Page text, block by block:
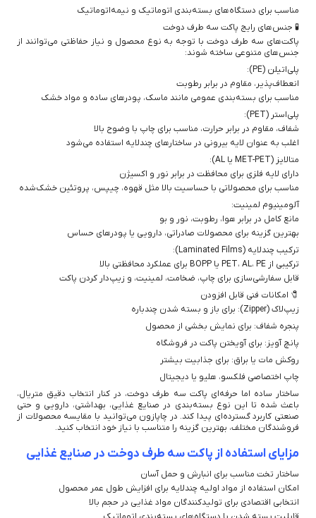
مناسب برای دستگاه‌های بسته‌بندی اتوماتیک و نیمه‌اتوماتیک
🧪 جنس‌های رایج پاکت سه طرف دوخت
پاکت‌های سه طرف دوخت با توجه به نوع محصول و نیاز حفاظتی می‌توانند از
جنس‌های متنوعی ساخته شوند:
پلی‌اتیلن (PE):
انعطاف‌پذیر، مقاوم در برابر رطوبت
مناسب برای بسته‌بندی عمومی مانند ماسک، پودرهای ساده و مواد خشک
پلی‌استر (PET):
شفاف، مقاوم در برابر حرارت، مناسب برای چاپ با وضوح بالا
اغلب به عنوان لایه بیرونی در ساختارهای چندلایه استفاده می‌شود
متالایز (MET-PET یا AL):
دارای لایه فلزی برای محافظت در برابر نور و اکسیژن
مناسب برای محصولاتی با حساسیت بالا مثل قهوه، چیپس، پروتئین خشک‌شده
آلومینیوم لمینیت:
مانع کامل در برابر هوا، رطوبت، نور و بو
بهترین گزینه برای محصولات صادراتی، دارویی یا پودرهای حساس
ترکیب چندلایه (Laminated Films):
ترکیبی از PET، AL، PE یا BOPP برای عملکرد محافظتی بالا
قابل سفارشی‌سازی برای چاپ، ضخامت، لمینیت، و زیپ‌دار کردن پاکت
🧷 امکانات فنی قابل افزودن
زیپ‌لاک (Zipper): برای باز و بسته شدن چندباره
پنجره شفاف: برای نمایش بخشی از محصول
پانچ آویز: برای آویختن پاکت در فروشگاه
روکش مات یا براق: برای جذابیت بیشتر
چاپ اختصاصی فلکسو، هلیو یا دیجیتال
ساختار ساده اما حرفه‌ای پاکت سه طرف دوخت، در کنار انتخاب دقیق متریال،
باعث شده تا این نوع بسته‌بندی در صنایع غذایی، بهداشتی، دارویی و حتی
صنعتی کاربرد گسترده‌ای پیدا کند. در چاپازون می‌توانید با مقایسه محصولات از
فروشندگان مختلف، بهترین گزینه را متناسب با نیاز خود انتخاب کنید.
مزایای استفاده از پاکت سه طرف دوخت در صنایع غذایی
ساختار تخت مناسب برای انبارش و حمل آسان
امکان استفاده از مواد اولیه چندلایه برای افزایش طول عمر محصول
انتخابی اقتصادی برای تولیدکنندگان مواد غذایی در حجم بالا